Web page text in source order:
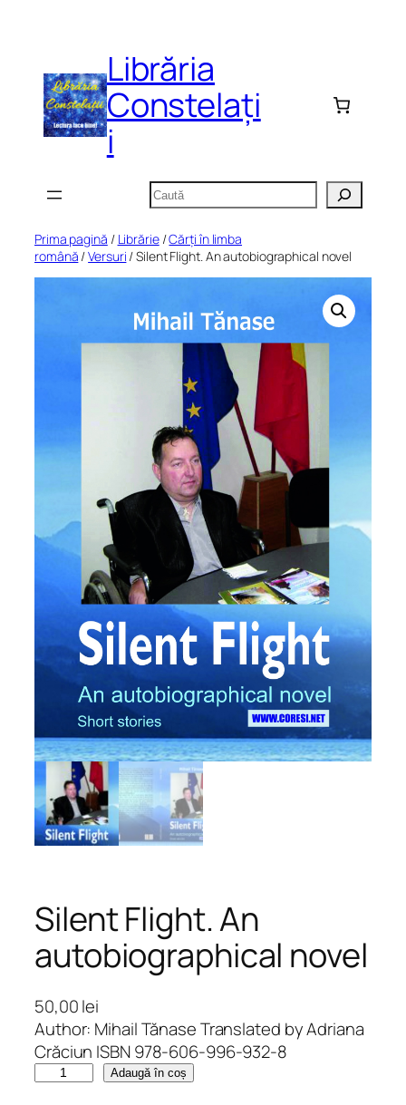
Librăria
Constelați
i
Caută
Prima pagină / Librărie/Cărți în limba
română /Versuri / Silent Flight. An autobiographical novel
Silent Flight. An
autobiographical novel
50,00lei
Author: Mihail Tănase Translated by Adriana
Crăciun ISBN 978-606-996-932-8
Adaugă în coș